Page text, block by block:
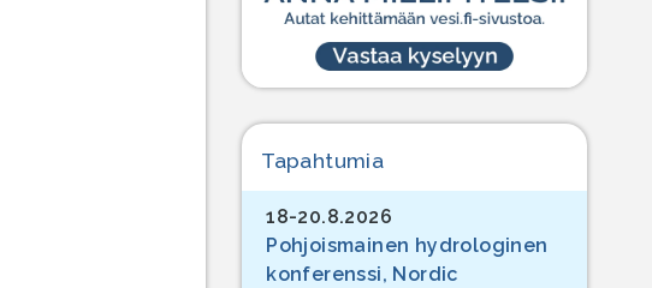
Tapahtumia
18-20.8.2026
Pohjoismainen hydrologinen
konferenssi, Nordic